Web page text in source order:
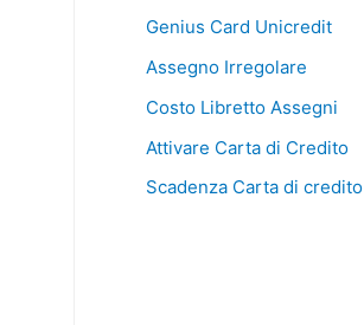
Genius Card Unicredit
Assegno Irregolare
Costo Libretto Assegni
Attivare Carta di Credito
Scadenza Carta di credito